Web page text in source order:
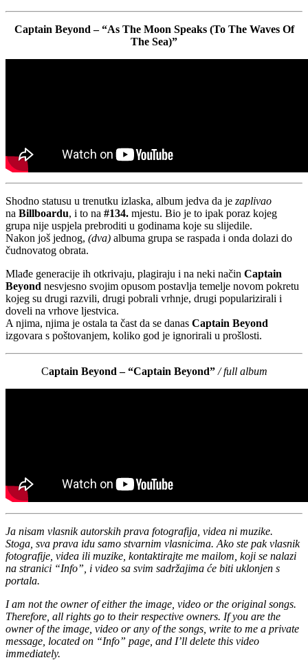
Captain Beyond – “As The Moon Speaks (To The Waves Of
The Sea)”
Shodno statusu u trenutku izlaska, album jedva da je zaplivao
na Billboardu, i to na #134. mjestu. Bio je to ipak poraz kojeg
grupa nije uspjela prebroditi u godinama koje su slijedile.
Nakon još jednog, (dva) albuma grupa se raspada i onda dolazi do
čudnovatog obrata.
Mlađe generacije ih otkrivaju, plagiraju i na neki način Captain
Beyond nesvjesno svojim opusom postavlja temelje novom pokretu
kojeg su drugi razvili, drugi pobrali vrhnje, drugi popularizirali i
doveli na vrhove ljestvica.
A njima, njima je ostala ta čast da se danas Captain Beyond
izgovara s poštovanjem, koliko god je ignorirali u prošlosti.
Captain Beyond – “Captain Beyond” / full album
Ja nisam vlasnik autorskih prava fotografija, videa ni muzike.
Stoga, sva prava idu samo stvarnim vlasnicima. Ako ste pak vlasnik
fotografije, videa ili muzike, kontaktirajte me mailom, koji se nalazi
na stranici “Info”, i video sa svim sadržajima će biti uklonjen s
portala.
I am not the owner of either the image, video or the original songs.
Therefore, all rights go to their respective owners. If you are the
owner of the image, video or any of the songs, write to me a private
message, located on “Info” page, and I’ll delete this video
immediately.